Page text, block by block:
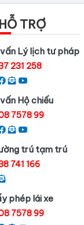
tại Đồng Nai
vụ làm phiếu lý
tư pháp cho...
tục làm Lý lịch tư
tại Bình...
vụ Lý lịch tư
tại Cần Thơ
tại Hải...
TRỢ
Lý lịch tư pháp
231 258
Hộ chiếu
7578 99
trú tạm trú
741 166
phép lái xe
7578 99